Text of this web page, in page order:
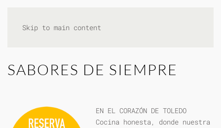
Skip to main content
SABORES DE SIEMPRE
EN EL CORAZÓN DE TOLEDO
Cocina honesta, donde nuestra